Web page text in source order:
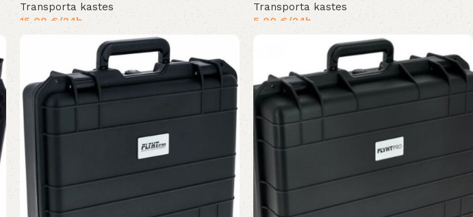
Transporta kastes
15,00 € /24h
Transporta kastes
5,00 € /24h